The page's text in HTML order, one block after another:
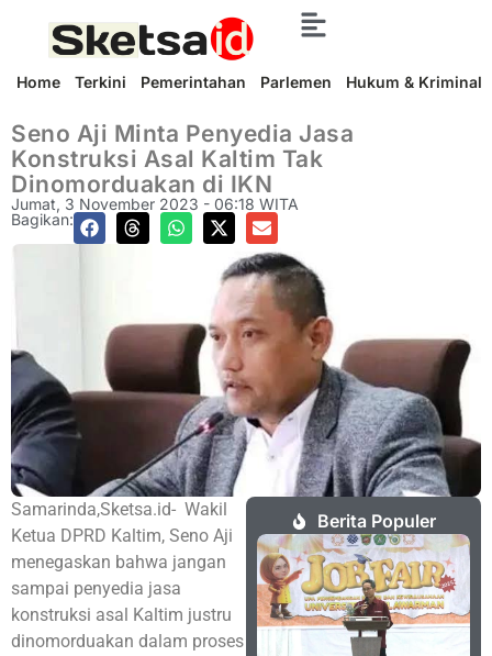
Home Terkini Pemerintahan Parlemen Hukum & Kriminal
Seno Aji Minta Penyedia Jasa
Konstruksi Asal Kaltim Tak
Dinomorduakan di IKN
Jumat, 3 November 2023 - 06:18 WITA
Bagikan:
Samarinda,Sketsa.id- Wakil
Ketua DPRD Kaltim, Seno Aji
menegaskan bahwa jangan
sampai penyedia jasa
konstruksi asal Kaltim justru
dinomorduakan dalam proses
Berita Populer